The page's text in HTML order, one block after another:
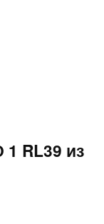
RL39 из